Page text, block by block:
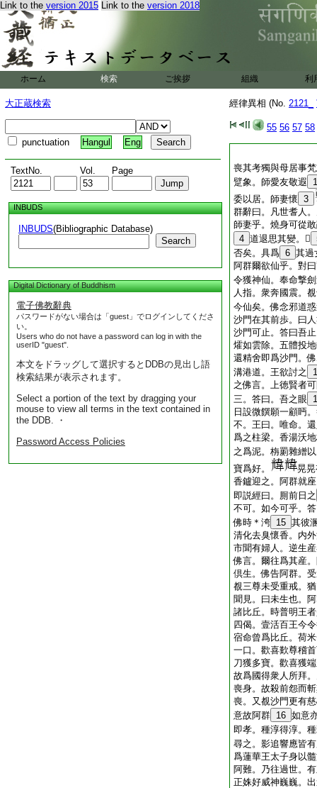
Link to the version 2015 Link to the version 2018
ホーム 検索 ご挨拶 組織 利
大正蔵検索
punctuation Hangul Eng
TextNo. Vol. Page
INBUDS
INBUDS(Bibliographic Database)
Search
Digital Dictionary of Buddhism
電子佛教辭典
パスワードがない場合は「guest」でログインしてくださ
い。
Users who do not have a password can log in with the
userID "guest".
本文をドラッグして選択するとDDBの見出し語
検索結果が表示されます。
Select a portion of the text by dragging your
mouse to view all terms in the text contained in
the DDB. ・
Password Access Policies
經律異相 (No. 2121_
55 56 57 58
喪其考獨與母居事
躄象。師愛友敬遐
1
委以居。師妻懷 3
群辭曰。凡世耆人
師妻乎。燒身可從
4 道退思其變。𦕓
否矣。具爲 6 其過
阿群爾欲仙乎。對
令獲神仙。奉命撃
人指。衆奔國震。
今仙矣。佛念邪道
沙門在其前歩。曰
沙門可止。答曰吾
㸌如雲除。五體投
還精舍即爲沙門。
溝港道。王欲討之
之佛言。上徳賢者
三。答曰。吾之眼
日設微饌願一顧眄
不。王曰。唯命。
爲之柱梁。香湯沃
之爲泥。栴罽雜繒
寶爲好。
晃
香鑪迎之。阿群就
即説經曰。厠前日之
不可。如今可乎。
佛時＊洿 15 其彼
清化去臭懷香。内
市聞有婦人。逆生
佛言。爾往爲其産
倶生。佛告阿群。
覩三尊未受重戒。
聞見。曰未生也。
諸比丘。時普明王
四偈。壹活百王今
宿命曾爲比丘。荷
一口。歡喜歎尊稽
刀獲多寶。歡喜獲
故爲國得衆人所拜
喪身。故殺前怨而
喪。又覩沙門更有
意故阿群 16 如意
即孝。種淳得淳。
尋之。影追響應皆
爲蓮華王太子身以
阿難。乃往過世。
正姝好威神巍巍。